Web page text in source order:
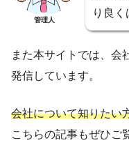
管理人
り良く
また本サイトでは、会
発信しています。
会社について知りたい
こちらの記事もぜひご